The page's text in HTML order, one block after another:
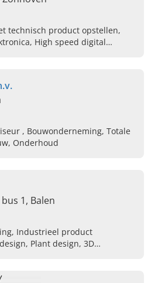
technisch product opstellen,
High speed digital
, Bouwonderneming, Totale
Onderhoud
1, Balen
Industrieel product
Plant design, 3D